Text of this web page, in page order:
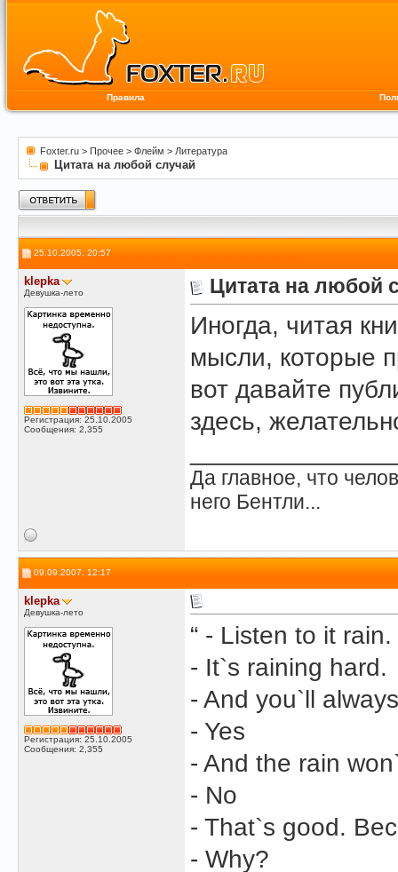
Правила
Foxter.ru > Прочее > Флейм > Литература
Цитата на любой случай
25.10.2005, 20:57
klepka
Девушка-лето
Регистрация: 25.10.2005
Сообщения: 2,355
Цитата на любой
Иногда, читая
мысли, которые
вот давайте
здесь,
Да главное, что
него Бентли...
09.09.2007, 12:17
klepka
Девушка-лето
Регистрация: 25.10.2005
Сообщения: 2,355
“ - Listen to it rain.
- It`s raining hard.
- And you`ll
- Yes
- And the rain
- No
- That`s good.
- Why?